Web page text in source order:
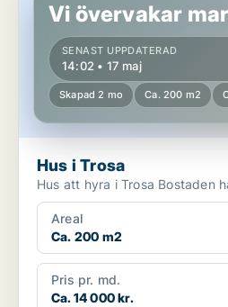
Vi övervakar
SENAST UPPDATERAD
14:02 • 17 maj
Skapad 2 mo Ca. 200 m2
Hus i Trosa
Hus att hyra i Trosa
Areal
Ca. 200 m2
Pris pr. md.
Ca. 14 000 kr.